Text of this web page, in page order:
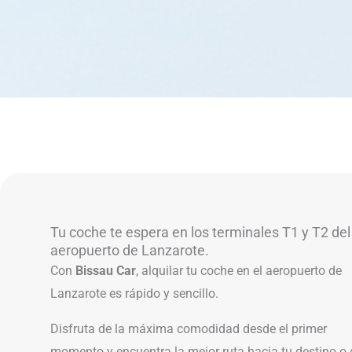
Tu coche te espera en los terminales T1 y T2 del
aeropuerto de Lanzarote.
Con Bissau Car, alquilar tu coche en el aeropuerto de
Lanzarote es rápido y sencillo.
Disfruta de la máxima comodidad desde el primer